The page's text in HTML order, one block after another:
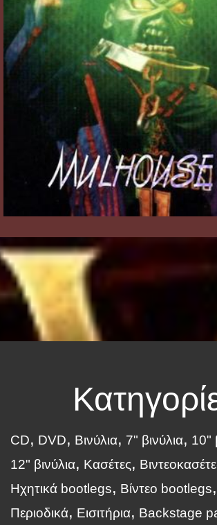
CD DVD Βινύλια 7" βινύλια
10"
12" βινύλια
Κασέτες
Ηχητικά bootlegs
Βίντεο bootlegs
Περιοδικά
Εισιτήρια
Backstage